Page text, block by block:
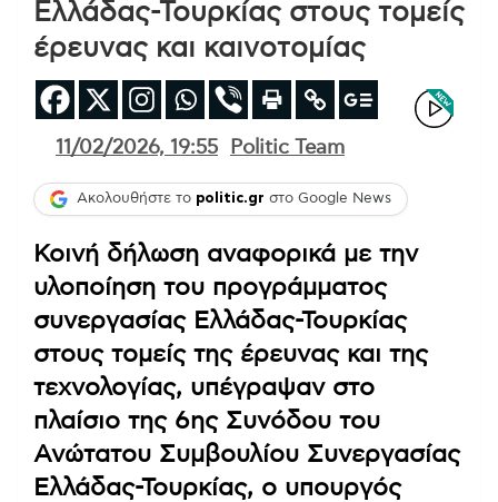
Ελλάδας-Τουρκίας στους τομείς
έρευνας και καινοτομίας
11/02/2026, 19:55 Politic Team
Ακολουθήστε το politic.gr στο Google News
Κοινή δήλωση αναφορικά με την
υλοποίηση του προγράμματος
συνεργασίας Ελλάδας-Τουρκίας
στους τομείς της έρευνας και της
τεχνολογίας, υπέγραψαν στο
πλαίσιο της 6ης Συνόδου του
Ανώτατου Συμβουλίου Συνεργασίας
Ελλάδας-Τουρκίας, ο υπουργός